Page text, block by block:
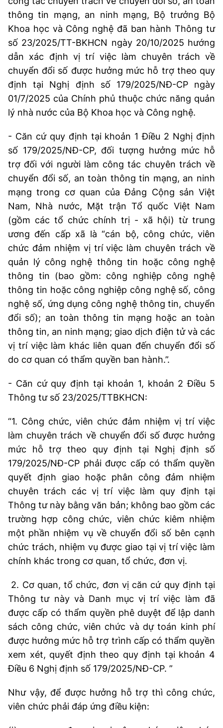
Liên hệ
Địa chỉ: Ban Biên tập Cổng TTĐT - 18 Nguyễn Du, TP. Hà Nội
Điện thoại: 024 3936 9506
Email:stc@mst.gov.vn
©2026 Bản quyền thuộc Bộ Khoa Học và Công Nghệ
(Ghi rõ nguồn "https://mst.gov.vn" khi phát hành lại thông tin từ
website này)
thông tin mạng, an ninh mạng, Bộ trưởng Bộ
Khoa học và Công nghệ đã ban hành Thông tư
số 23/2025/TT-BKHCN ngày 20/10/2025 hướng
dẫn xác định vị trí việc làm chuyên trách về
chuyển đổi số được hưởng mức hỗ trợ theo quy
định tại Nghị định số 179/2025/NĐ-CP ngày
01/7/2025 của Chính phủ thuộc chức năng quản
lý nhà nước của Bộ Khoa học và Công nghệ.
- Căn cứ quy định tại khoản 1 Điều 2 Nghị định
số 179/2025/NĐ-CP, đối tượng hưởng mức hỗ
trợ đối với người làm công tác chuyên trách về
chuyển đổi số, an toàn thông tin mạng, an ninh
mạng trong cơ quan của Đảng Cộng sản Việt
Nam, Nhà nước, Mặt trận Tổ quốc Việt Nam
(gồm các tổ chức chính trị - xã hội) từ trung
ương đến cấp xã là “cán bộ, công chức, viên
chức đảm nhiệm vị trí việc làm chuyên trách về
quản lý công nghệ thông tin hoặc công nghệ
thông tin (bao gồm: công nghiệp công nghệ
thông tin hoặc công nghiệp công nghệ số, công
nghệ số, ứng dụng công nghệ thông tin, chuyển
đổi số); an toàn thông tin mạng hoặc an toàn
thông tin, an ninh mạng; giao dịch điện tử và các
vị trí việc làm khác liên quan đến chuyển đổi số
do cơ quan có thẩm quyền ban hành.”.
- Căn cứ quy định tại khoản 1, khoản 2 Điều 5
Thông tư số 23/2025/TTBKHCN:
“1. Công chức, viên chức đảm nhiệm vị trí việc
làm chuyên trách về chuyển đổi số được hưởng
mức hỗ trợ theo quy định tại Nghị định số
179/2025/NĐ-CP phải được cấp có thẩm quyền
quyết định giao hoặc phân công đảm nhiệm
chuyên trách các vị trí việc làm quy định tại
Thông tư này bằng văn bản; không bao gồm các
trường hợp công chức, viên chức kiêm nhiệm
một phần nhiệm vụ về chuyển đổi số bên cạnh
chức trách, nhiệm vụ được giao tại vị trí việc làm
chính khác trong cơ quan, tổ chức, đơn vị.
2. Cơ quan, tổ chức, đơn vị căn cứ quy định tại
Thông tư này và Danh mục vị trí việc làm đã
được cấp có thẩm quyền phê duyệt để lập danh
sách công chức, viên chức và dự toán kinh phí
được hưởng mức hỗ trợ trình cấp có thẩm quyền
xem xét, quyết định theo quy định tại khoản 4
Điều 6 Nghị định số 179/2025/NĐ-CP. ”
Như vậy, để được hưởng hỗ trợ thì công chức,
viên chức phải đáp ứng điều kiện: